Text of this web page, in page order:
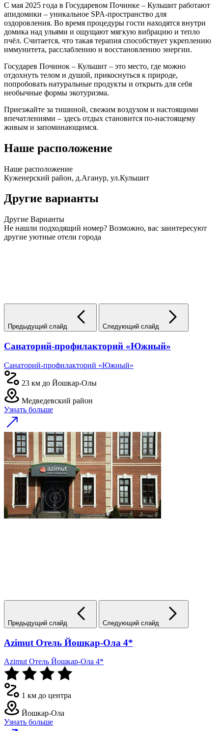
С мая 2025 года в Государевом Починке – Кульшит работают
апидомики – уникальное SPA-пространство для
оздоровления. Во время процедуры гости находятся внутри
домика над ульями и ощущают мягкую вибрацию и тепло
пчёл. Считается, что такая терапия способствует укреплению
иммунитета, расслаблению и восстановлению энергии.
Государев Починок – Кульшит – это место, где можно
отдохнуть телом и душой, прикоснуться к природе,
попробовать натуральные продукты и открыть для себя
необычные формы экотуризма.
Приезжайте за тишиной, свежим воздухом и настоящими
впечатлениями – здесь отдых становится по-настоящему
живым и запоминающимся.
Наше расположение
Наше расположение
Куженерский район, д.Аганур, ул.Кульшит
Другие варианты
Другие Варианты
Не нашли подходящий номер? Возможно, вас заинтересуют
другие уютные отели города
Предыдущий слайд Следующий слайд
Санаторий-профилакторий «Южный»
Санаторий-профилакторий «Южный»
23 км до Йошкар-Олы
Медведевский район
Узнать больше
Предыдущий слайд Следующий слайд
Azimut Отель Йошкар-Ола 4*
Azimut Отель Йошкар-Ола 4*
1 км до центра
Йошкар-Ола
Узнать больше